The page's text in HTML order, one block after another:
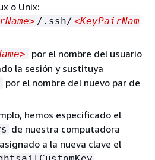
o Unix:
/.ssh/ <KeyPairNam
por el nombre del usuario
la sesión y sustituya
por el nombre del nuevo par de
hemos especificado el
de nuestra computadora
a la nueva clave el